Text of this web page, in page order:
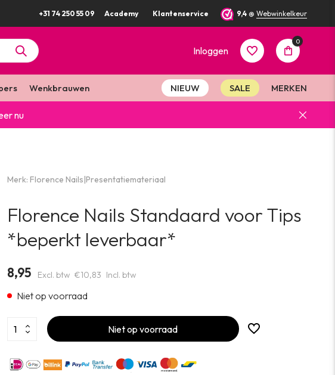
verstuurd
+31 74 250 55 09 Academy Klantenservice 9,4 @ Webwinkelkeur
Inloggen
Account
aanmaken
0
Wenkbrauwen NIEUW SALE MERKEN
nu
Merk: Florence Nails|Presentatiemateriaal
Florence Nails Standaard voor Tips
*beperkt leverbaar*
8,95 Excl. btw €10,83 Incl. btw
Niet op voorraad
Niet op voorraad